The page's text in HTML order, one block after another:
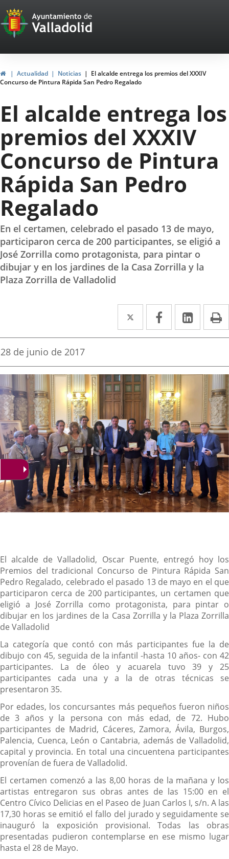
Portal
Web
del
Ayuntamiento
de
Valladolid
HomeActualidad Noticias
El alcalde entrega los premios del XXXIV
Concurso de Pintura Rápida San Pedro Regalado
El alcalde entrega los
premios del XXXIV
Concurso de Pintura
Rápida San Pedro
Regalado
En el certamen, celebrado el pasado 13 de mayo,
participaron cerca de 200 participantes, se eligió a
José Zorrilla como protagonista, para pintar o
dibujar y en los jardines de la Casa Zorrilla y la
Plaza Zorrilla de Valladolid
Twitter
Enlace
a
aplicación
externa.
Facebook
Enlace
a
aplicación
externa.
Enlace
a
Fecha
la
noticia
28 de junio de 2017
Descripción
El alcalde de Valladolid, Oscar Puente, entregó hoy los
Premios del tradicional Concurso de Pintura Rápida San
Pedro Regalado, celebrado el pasado 13 de mayo en el que
participaron cerca de 200 participantes, un certamen que
eligió a José Zorrilla como protagonista, para pintar o
dibujar en los jardines de la Casa Zorrilla y la Plaza Zorrilla
de Valladolid
La categoría que contó con más participantes fue la de
dibujo con 45, seguida de la infantil -hasta 10 años- con 42
participantes. La de óleo y acuarela tuvo 39 y 25
participantes cada una y a la de otras técnicas se
presentaron 35.
Por edades, los concursantes más pequeños fueron niños
de 3 años y la persona con más edad, de 72. Hubo
participantes de Madrid, Cáceres, Zamora, Ávila, Burgos,
Palencia, Cuenca, León o Cantabria, además de Valladolid,
capital y provincia. En total una cincuentena participantes
provenían de fuera de Valladolid.
El certamen comenzó a las 8,00 horas de la mañana y los
artistas entregaron sus obras antes de las 15:00 en el
Centro Cívico Delicias en el Paseo de Juan Carlos I, s/n. A las
17,30 horas se emitió el fallo del jurado y seguidamente se
inauguró la exposición provisional. Todas las obras
presentadas pudieron contemplarse en ese mismo lugar
hasta el 28 de Mayo.